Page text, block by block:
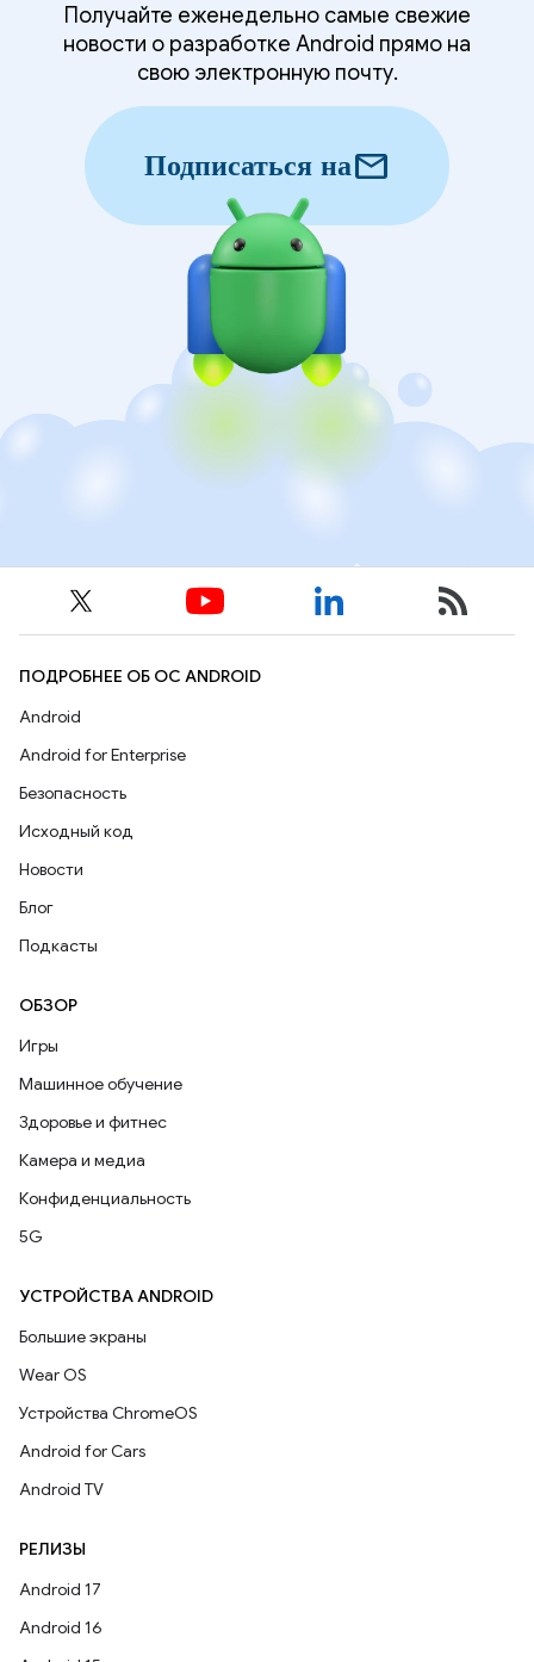
Получайте еженедельно самые свежие
новости о разработке Android прямо на
свою электронную почту.
Подписаться наmail
ПОДРОБНЕЕ ОБ ОС ANDROID
Android
Android for Enterprise
Безопасность
Исходный код
Новости
Блог
Подкасты
ОБЗОР
Игры
Машинное обучение
Здоровье и фитнес
Камера и медиа
Конфиденциальность
5G
УСТРОЙСТВА ANDROID
Большие экраны
Wear OS
Устройства ChromeOS
Android for Cars
Android TV
РЕЛИЗЫ
Android 17
Android 16